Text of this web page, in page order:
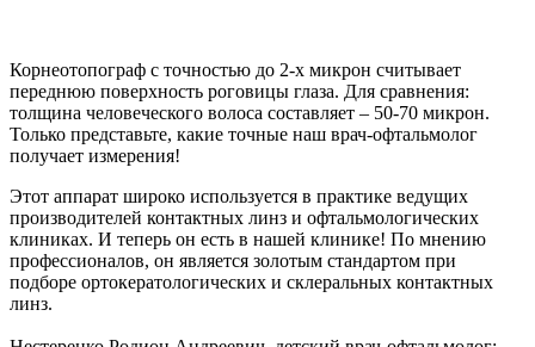
Корнеотопограф с точностью до 2-х микрон считывает
переднюю поверхность роговицы глаза. Для сравнения:
толщина человеческого волоса составляет – 50-70 микрон.
Только представьте, какие точные наш врач-офтальмолог
получает измерения!
Этот аппарат широко используется в практике ведущих
производителей контактных линз и офтальмологических
клиниках. И теперь он есть в нашей клинике! По мнению
профессионалов, он является золотым стандартом при
подборе ортокератологических и склеральных контактных
линз.